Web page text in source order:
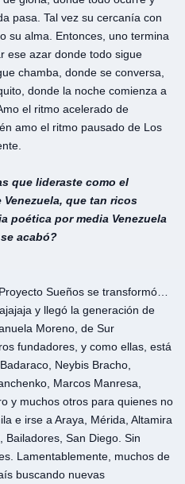
pasa. Tal vez su cercanía con
su alma. Entonces, uno termina
ese azar donde todo sigue
chamba, donde se conversa,
donde la noche comienza a
el ritmo acelerado de
amo el ritmo pausado de Los
que lideraste como el
que tan ricos
poética por media Venezuela
acabó?
Sueños se transformó…
y llegó la generación de
Moreno, de Sur
fundadores, y como ellas, está
Neybis Bracho,
Marcos Manresa,
y muchos otros para quienes no
e irse a Araya, Mérida, Altamira
Bailadores, San Diego. Sin
Lamentablemente, muchos de
buscando nuevas